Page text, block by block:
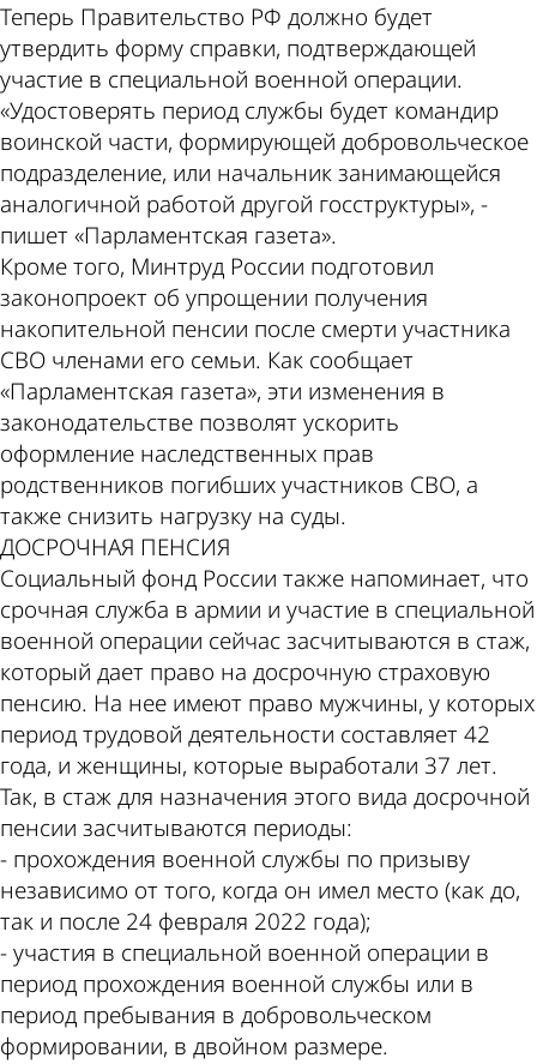
Теперь Правительство РФ должно будет
утвердить форму справки, подтверждающей
участие в специальной военной операции.
«Удостоверять период службы будет командир
воинской части, формирующей добровольческое
подразделение, или начальник занимающейся
аналогичной работой другой госструктуры», -
пишет «Парламентская газета».
Кроме того, Минтруд России подготовил
законопроект об упрощении получения
накопительной пенсии после смерти участника
СВО членами его семьи. Как сообщает
«Парламентская газета», эти изменения в
законодательстве позволят ускорить
оформление наследственных прав
родственников погибших участников СВО, а
также снизить нагрузку на суды.
ДОСРОЧНАЯ ПЕНСИЯ
Социальный фонд России также напоминает, что
срочная служба в армии и участие в специальной
военной операции сейчас засчитываются в стаж,
который дает право на досрочную страховую
пенсию. На нее имеют право мужчины, у которых
период трудовой деятельности составляет 42
года, и женщины, которые выработали 37 лет.
Так, в стаж для назначения этого вида досрочной
пенсии засчитываются периоды:
- прохождения военной службы по призыву
независимо от того, когда он имел место (как до,
так и после 24 февраля 2022 года);
- участия в специальной военной операции в
период прохождения военной службы или в
период пребывания в добровольческом
формировании, в двойном размере.